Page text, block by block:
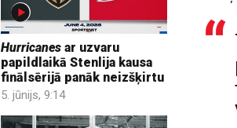
Hurricanes ar uzvaru
papildlaikā Stenlija kausa
finālsērijā panāk neizšķirtu
5. jūnijs, 9:14